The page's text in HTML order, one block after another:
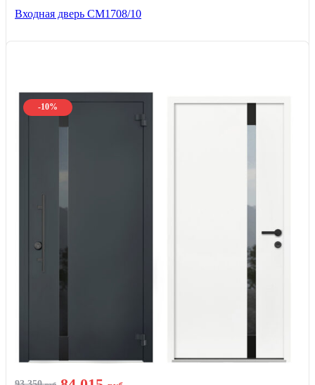
Входная дверь CМ1708/10
-10%